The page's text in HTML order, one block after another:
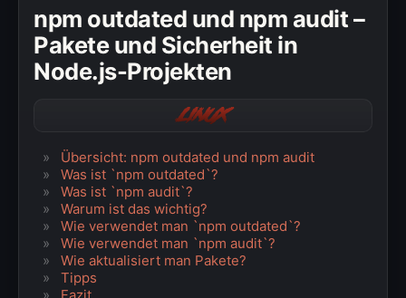
npm outdated und npm audit –
Pakete und Sicherheit in
Node.js-Projekten
Linux
Übersicht: npm outdated und npm audit
Was ist `npm outdated`?
Was ist `npm audit`?
Warum ist das wichtig?
Wie verwendet man `npm outdated`?
Wie verwendet man `npm audit`?
Wie aktualisiert man Pakete?
Tipps
» Datenschutzerklärung
» Impressum